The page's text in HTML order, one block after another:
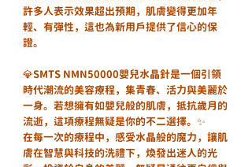
許多人表示效果超出預期，肌膚變得更加年
輕、有彈性，這也為新用戶提供了信心的保
證。
💎SMTS NMN50000嬰兒水晶針是一個引領
時代潮流的美容療程，集青春、活力與美麗於
一身。若想擁有如嬰兒般的肌膚，抵抗歲月的
流逝，這項療程無疑是你的不二選擇。✨
在每一次的療程中，感受水晶般的魔力，讓肌
膚在智慧與科技的洗禮下，煥發出迷人的光